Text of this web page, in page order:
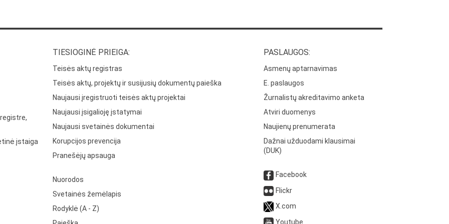
įstaiga
TIESIOGINĖ PRIEIGA:
Teisės aktų registras
Teisės aktų, projektų ir susijusių dokumentų paieška
Naujausi įregistruoti teisės aktų projektai
Naujausi įsigalioję įstatymai
Naujausi svetainės dokumentai
Korupcijos prevencija
Pranešėjų apsauga
Nuorodos
Svetainės žemėlapis
Rodyklė (A - Z)
PASLAUGOS:
Asmenų aptarnavimas
E. paslaugos
Žurnalistų akreditavimo anketa
Atviri duomenys
Naujienų prenumerata
Dažnai užduodami klausimai
(DUK)
Facebook
Flickr
X.com
Youtube